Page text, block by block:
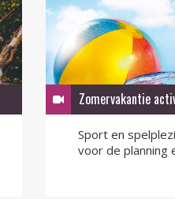
Zomervakantie
Sport en
voor de planning